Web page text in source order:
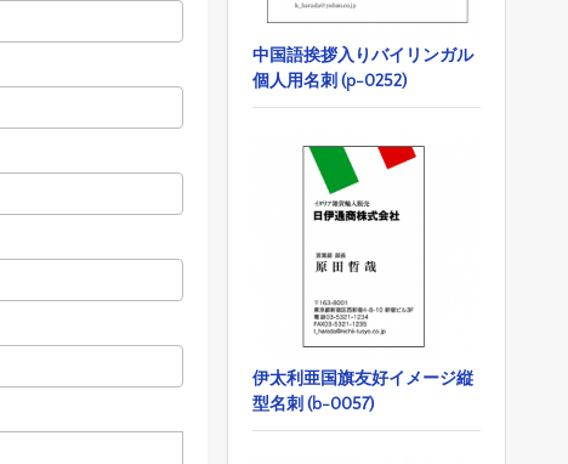
中国語挨拶入りバイリンガル
個人用名刺 (p-0252)
伊太利亜国旗友好イメージ縦
型名刺 (b-0057)